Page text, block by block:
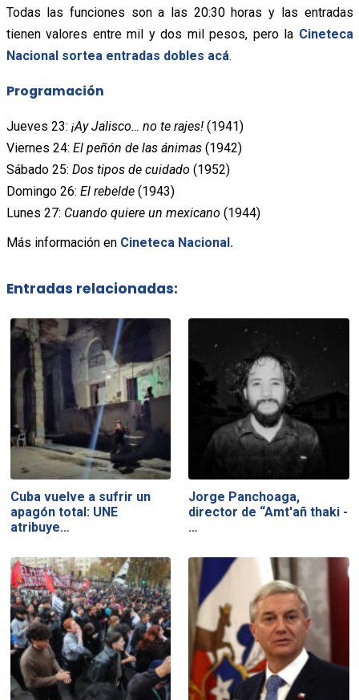
Todas las funciones son a las 20:30 horas y las entradas
tienen valores entre mil y dos mil pesos, pero la Cineteca
Nacional sortea entradas dobles acá.
Programación
Jueves 23: ¡Ay Jalisco… no te rajes!(1941)
Viernes 24: El peñón de las ánimas(1942)
Sábado 25: Dos tipos de cuidado (1952)
Domingo 26: El rebelde(1943)
Lunes 27: Cuando quiere un mexicano (1944)
Más información en Cineteca Nacional.
Entradas relacionadas:
Cuba vuelve a sufrir un
apagón total: UNE
atribuye…
Jorge Panchoaga,
director de “Amt'añ thaki -
…